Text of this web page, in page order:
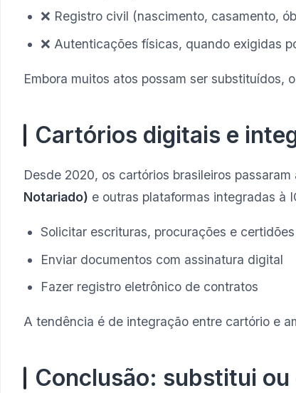
❌ Registro civil (nascimento, casamento,
❌ Autenticações físicas, quando exigidas
Embora muitos atos possam ser substituídos,
Cartórios digitais e
Desde 2020, os cartórios brasileiros
Notariado) e outras plataformas integradas à
Solicitar escrituras, procurações e
Enviar documentos com assinatura digital
Fazer registro eletrônico de contratos
A tendência é de integração entre cartório e
Conclusão: substitui